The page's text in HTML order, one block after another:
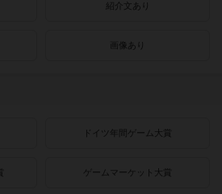
紹介文あり
画像あり
ドイツ年間ゲーム大賞
ゲームマーケット大賞